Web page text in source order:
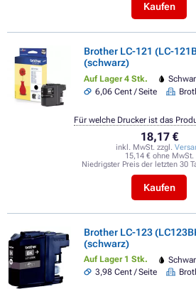
Kaufen
Brother LC-121 (LC-
(schwarz)
Auf Lager 4 Stk.
6,06 Cent / Seite
18,17 €
inkl. MwSt. zzgl.
15,14 € ohne MwSt.
Niedrigster Preis der letzten 30
Kaufen
Für welche Drucker ist das
Brother LC-123
(schwarz)
Auf Lager 1 Stk.
3,98 Cent / Seite